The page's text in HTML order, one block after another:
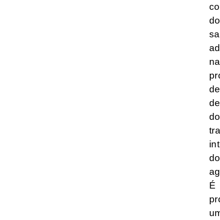
na
de
do
É